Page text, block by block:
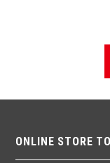
ONLINE STORE